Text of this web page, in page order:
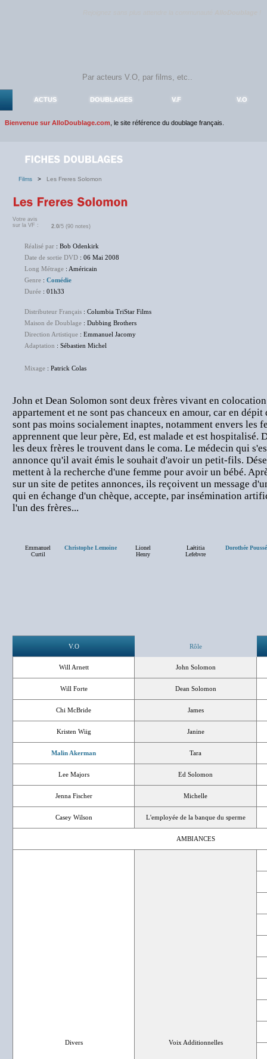
ACTUS DOUBLAGES V.F V.O
Bienvenue sur AlloDoublage.com , le site référence du doublage français.
Films > Les Freres Solomon
Votre avis
sur la VF :
2.0/5 (90 notes)
Réalisé par : Bob Odenkirk
Date de sortie DVD : 06 Mai 2008
Long Métrage : Américain
Genre : Comédie
Durée : 01h33
Distributeur Français : Columbia TriStar Films
Maison de Doublage : Dubbing Brothers
Direction Artistique : Emmanuel Jacomy
Adaptation : Sébastien Michel
Mixage : Patrick Colas
John et Dean Solomon sont deux frères vivant en
appartement et ne sont pas chanceux en amour, car en
sont pas moins socialement inaptes, notamment envers les
apprennent que leur père, Ed, est malade et est hospitalisé.
les deux frères le trouvent dans le coma. Le médecin qui
annonce qu'il avait émis le souhait d'avoir un petit-fils.
mettent à la recherche d'une femme pour avoir un bébé.
sur un site de petites annonces, ils reçoivent un message
qui en échange d'un chèque, accepte, par insémination
l'un des frères...
Emmanuel
Curtil
Christophe Lemoine
Lionel
Henry
Laëtitia
Lefebvre
Dorothée
V.O Rôle
Will Arnett John Solomon
Will Forte Dean Solomon
Chi McBride James
Kristen Wiig Janine
Malin Akerman Tara
Lee Majors Ed Solomon
Jenna Fischer Michelle
Casey Wilson L'employée de la banque du sperme
AMBIANCES
Divers Voix Additionnelles